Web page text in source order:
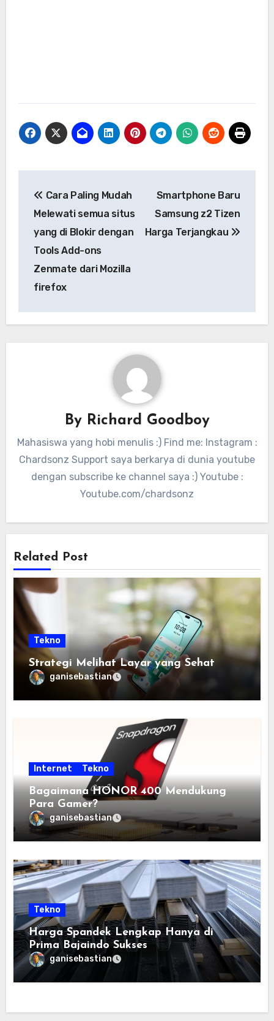
pos
Cara Paling Mudah
Melewati semua situs
yang di Blokir dengan
Tools Add-ons
Zenmate dari Mozilla
firefox
Smartphone Baru
Samsung z2 Tizen
Harga Terjangkau
By Richard Goodboy
Mahasiswa yang hobi menulis :) Find me: Instagram :
Chardsonz Support saya berkarya di dunia youtube
dengan subscribe ke channel saya :) Youtube :
Youtube.com/chardsonz
Related Post
Tekno
Strategi Melihat Layar yang Sehat
ganisebastian
Internet Tekno
Bagaimana HONOR 400 Mendukung
Para Gamer?
ganisebastian
Tekno
Harga Spandek Lengkap Hanya di
Prima Bajaindo Sukses
ganisebastian